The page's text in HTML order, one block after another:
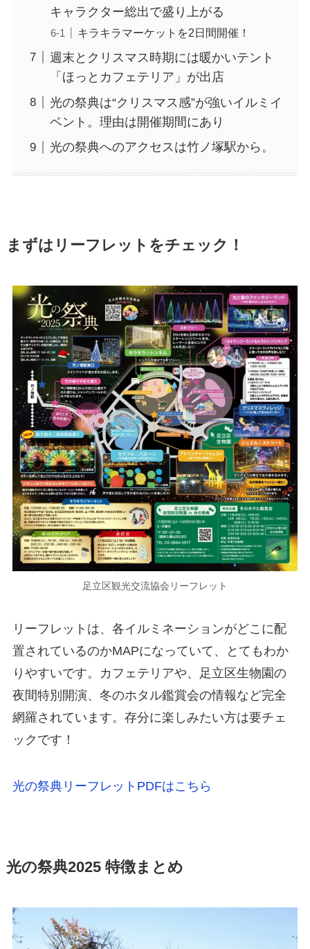
キャラクター総出で盛り上がる
キラキラマーケットを2日間開催！
週末とクリスマス時期には暖かいテント
「ほっとカフェテリア」が出店
光の祭典は“クリスマス感”が強いイルミイ
ベント。理由は開催期間にあり
光の祭典へのアクセスは竹ノ塚駅から。
まずはリーフレットをチェック！
足立区観光交流協会リーフレット
リーフレットは、各イルミネーションがどこに配
置されているのかMAPになっていて、とてもわか
りやすいです。カフェテリアや、足立区生物園の
夜間特別開演、冬のホタル鑑賞会の情報など完全
網羅されています。存分に楽しみたい方は要チェ
ックです！
光の祭典リーフレットPDFはこちら
光の祭典2025 特徴まとめ